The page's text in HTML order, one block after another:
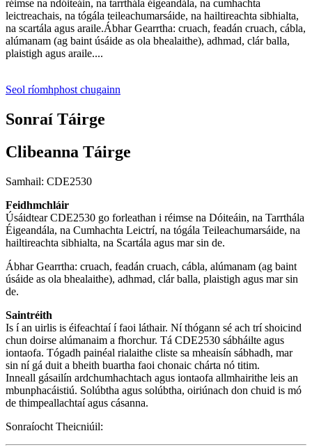
réimse na ndóiteáin, na tarrthála éigeandála, na cumhachta
leictreachais, na tógála teileachumarsáide, na hailtireachta sibhialta,
na scartála agus araile.Ábhar Gearrtha: cruach, feadán cruach, cábla,
alúmanam (ag baint úsáide as ola bhealaithe), adhmad, clár balla,
plaistigh agus araile....
Seol ríomhphost chugainn
Sonraí Táirge
Clibeanna Táirge
Samhail: CDE2530
Feidhmchláir
Úsáidtear CDE2530 go forleathan i réimse na Dóiteáin, na Tarrthála
Éigeandála, na Cumhachta Leictrí, na tógála Teileachumarsáide, na
hailtireachta sibhialta, na Scartála agus mar sin de.
Ábhar Gearrtha: cruach, feadán cruach, cábla, alúmanam (ag baint
úsáide as ola bhealaithe), adhmad, clár balla, plaistigh agus mar sin
de.
Saintréith
Is í an uirlis is éifeachtaí í faoi láthair. Ní thógann sé ach trí shoicind
chun doirse alúmanaim a fhorchur. Tá CDE2530 sábháilte agus
iontaofa. Tógadh painéal rialaithe cliste sa mheaisín sábhadh, mar
sin ní gá duit a bheith buartha faoi chonaic chárta nó titim.
Inneall gásailín ardchumhachtach agus iontaofa allmhairithe leis an
mbunphacáistiú. Solúbtha agus solúbtha, oiriúnach don chuid is mó
de thimpeallachtaí agus cásanna.
Sonraíocht Theicniúil: